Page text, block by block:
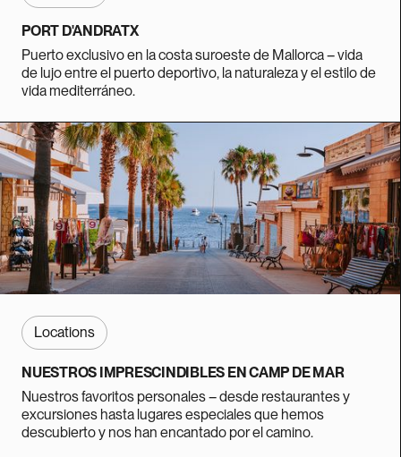
PORT D'ANDRATX
Puerto exclusivo en la costa suroeste de Mallorca – vida
de lujo entre el puerto deportivo, la naturaleza y el estilo de
vida mediterráneo.
Locations
NUESTROS IMPRESCINDIBLES EN CAMP DE MAR
Nuestros favoritos personales – desde restaurantes y
excursiones hasta lugares especiales que hemos
descubierto y nos han encantado por el camino.